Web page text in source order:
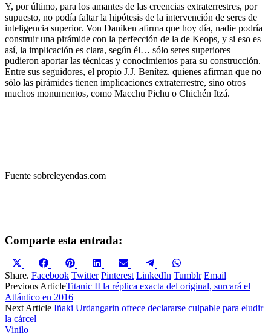
Y, por último, para los amantes de las creencias extraterrestres, por
supuesto, no podía faltar la hipótesis de la intervención de seres de
inteligencia superior. Von Daniken afirma que hoy día, nadie podría
construir una pirámide con la perfección de la de Keops, y si eso es
así, la implicación es clara, según él… sólo seres superiores
pudieron aportar las técnicas y conocimientos para su construcción.
Entre sus seguidores, el propio J.J. Benítez. quienes afirman que no
sólo las pirámides tienen implicaciones extraterrestre, sino otros
muchos monumentos, como Macchu Pichu o Chichén Itzá.
Fuente sobreleyendas.com
Comparte esta entrada:
Compartir
en
X
(Twitter)
Compartir
en
Facebook
Compartir
en
Pinterest
Compartir
en
LinkedIn
Compartir
en
Email
Compartir
en
Telegram
en
WhatsApp
Share. Facebook Twitter Pinterest LinkedIn Tumblr Email
Previous ArticleTitanic II la réplica exacta del original, surcará el
Atlántico en 2016
Next Article Iñaki Urdangarin ofrece declararse culpable para eludir
la cárcel
Vinilo